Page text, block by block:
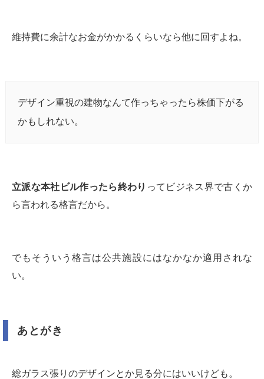
維持費に余計なお金がかかるくらいなら他に回すよね。
デザイン重視の建物なんて作っちゃったら株価下がる
かもしれない。
立派な本社ビル作ったら終わり ってビジネス界で古くか
ら言われる格言だから。
でもそういう格言は公共施設にはなかなか適用されな
い。
あとがき
総ガラス張りのデザインとか見る分にはいいけども。